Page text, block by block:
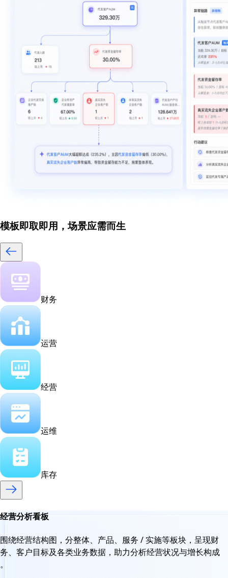
模板即取即用，场景应需而生
财务
运营
经营
运维
库存
经营分析看板
围绕经营结构图，分整体、产品、服务 / 实施等板块，呈现财
务、客户目标及各类业务数据，助力分析经营状况与增长构成
。